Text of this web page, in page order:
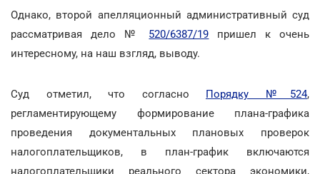
Однако, второй апелляционный административный суд
рассматривая дело № 520/6387/19 пришел к очень
интересному, на наш взгляд, выводу.
Суд отметил, что согласно Порядку №524,
регламентирующему формирование плана-графика
проведения документальных плановых проверок
налогоплательщиков, в план-график включаются
налогоплательщики реального сектора экономики,